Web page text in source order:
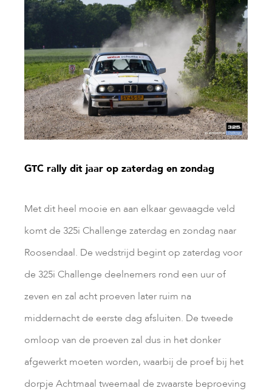
GTC rally dit jaar op zaterdag en zondag
Met dit heel mooie en aan elkaar gewaagde veld
komt de 325i Challenge zaterdag en zondag naar
Roosendaal. De wedstrijd begint op zaterdag voor
de 325i Challenge deelnemers rond een uur of
zeven en zal acht proeven later ruim na
middernacht de eerste dag afsluiten. De tweede
omloop van de proeven zal dus in het donker
afgewerkt moeten worden, waarbij de proef bij het
dorpje Achtmaal tweemaal de zwaarste beproeving